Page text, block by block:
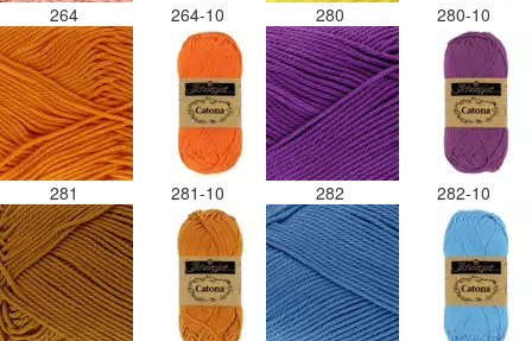
264 264-10 280 280-10
281 281-10 282 282-10